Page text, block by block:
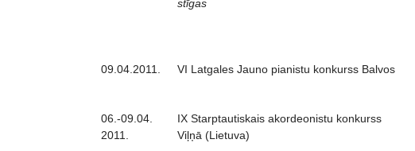
stīgas
09.04.2011. VI Latgales Jauno pianistu konkurss Balvos
06.-09.04.
2011.
IX Starptautiskais akordeonistu konkurss
Viļņā (Lietuva)